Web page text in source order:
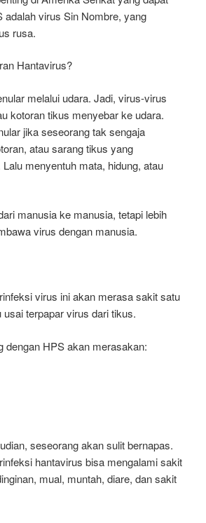
adalah virus Sin Nombre, yang
rusa.
Hantavirus?
melalui udara. Jadi, virus-virus
kotoran tikus menyebar ke udara.
jika seseorang tak sengaja
atau sarang tikus yang
menyentuh mata, hidung, atau
manusia ke manusia, tetapi lebih
virus dengan manusia.
virus ini akan merasa sakit satu
usai terpapar virus dari tikus.
dengan HPS akan merasakan:
seseorang akan sulit bernapas.
hantavirus bisa mengalami sakit
mual, muntah, diare, dan sakit